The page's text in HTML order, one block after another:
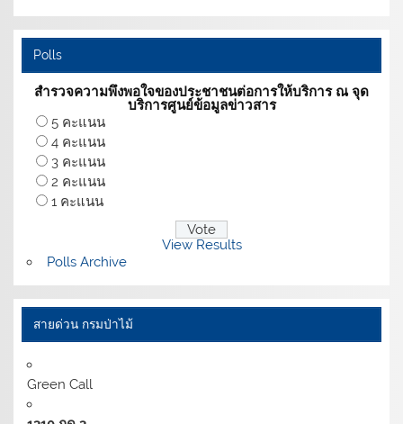
Polls
สำรวจความพึงพอใจของประชาชนต่อการให้บริการ ณ จุด
บริการศูนย์ข้อมูลข่าวสาร
5 คะแนน
4 คะแนน
3 คะแนน
2 คะแนน
1 คะแนน
View Results
Polls Archive
สายด่วน กรมป่าไม้
Green Call